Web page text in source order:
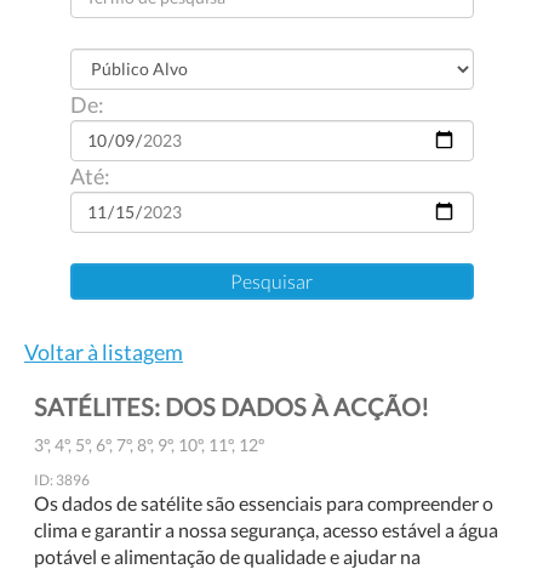
De:
Até:
Voltar à listagem
SATÉLITES: DOS DADOS À ACÇÃO!
3º, 4º, 5º, 6º, 7º, 8º, 9º, 10º, 11º, 12º
ID: 3896
Os dados de satélite são essenciais para compreender o
clima e garantir a nossa segurança, acesso estável a água
potável e alimentação de qualidade e ajudar na